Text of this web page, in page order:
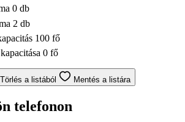
0 db
2 db
100 fő
0 fő
Törlés a listából Mentés a listára
telefonon